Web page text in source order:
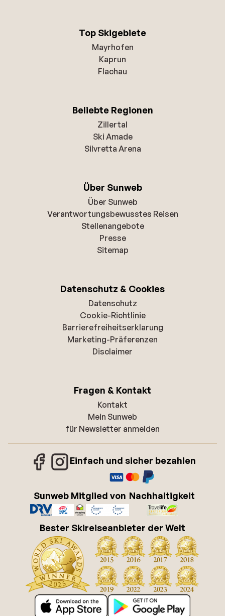
Top Skigebiete
Mayrhofen
Kaprun
Flachau
Beliebte Regionen
Zillertal
Ski Amade
Silvretta Arena
Über Sunweb
Über Sunweb
Verantwortungsbewusstes Reisen
Stellenangebote
Presse
Sitemap
Datenschutz & Cookies
Datenschutz
Cookie-Richtlinie
Barrierefreiheitserklarung
Marketing-Präferenzen
Disclaimer
Fragen & Kontakt
Kontakt
Mein Sunweb
für Newsletter anmelden
Einfach und sicher bezahlen
Sunweb Mitglied von Nachhaltigkeit
Bester Skireiseanbieter der Welt